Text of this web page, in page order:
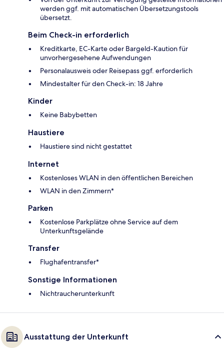
werden ggf. mit automatischen Übersetzungstools
übersetzt.
Beim Check-in erforderlich
Kreditkarte, EC-Karte oder Bargeld-Kaution für
unvorhergesehene Aufwendungen
Personalausweis oder Reisepass ggf. erforderlich
Mindestalter für den Check-in: 18 Jahre
Kinder
Keine Babybetten
Haustiere
Haustiere sind nicht gestattet
Internet
Kostenloses WLAN in den öffentlichen Bereichen
WLAN in den Zimmern*
Parken
Kostenlose Parkplätze ohne Service auf dem
Unterkunftsgelände
Transfer
Flughafentransfer*
Sonstige Informationen
Nichtraucherunterkunft
Ausstattung der Unterkunft